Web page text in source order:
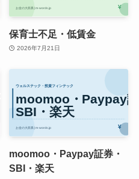
保育士不足・低賃金
2026年7月21日
moomoo・Paypay証券・
SBI・楽天